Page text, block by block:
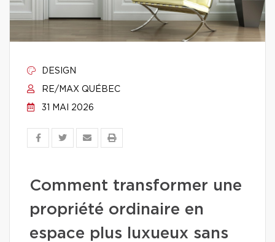
DESIGN
RE/MAX QUÉBEC
31 MAI 2026
Comment transformer une
propriété ordinaire en
espace plus luxueux sans